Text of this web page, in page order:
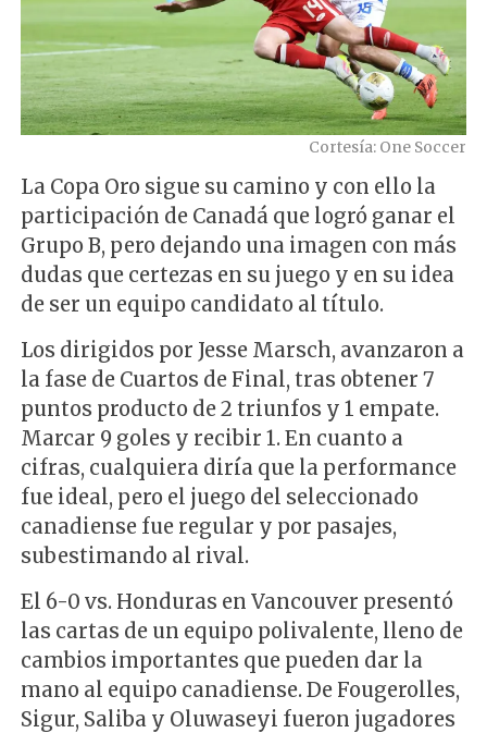
Cortesía: One Soccer
La Copa Oro sigue su camino y con ello la
participación de Canadá que logró ganar el
Grupo B, pero dejando una imagen con más
dudas que certezas en su juego y en su idea
de ser un equipo candidato al título.
Los dirigidos por Jesse Marsch, avanzaron a
la fase de Cuartos de Final, tras obtener 7
puntos producto de 2 triunfos y 1 empate.
Marcar 9 goles y recibir 1. En cuanto a
cifras, cualquiera diría que la performance
fue ideal, pero el juego del seleccionado
canadiense fue regular y por pasajes,
subestimando al rival.
El 6-0 vs. Honduras en Vancouver presentó
las cartas de un equipo polivalente, lleno de
cambios importantes que pueden dar la
mano al equipo canadiense. De Fougerolles,
Sigur, Saliba y Oluwaseyi fueron jugadores